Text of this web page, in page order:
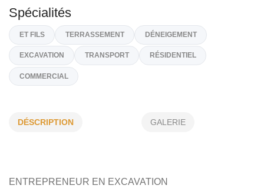
FILS
1628, Ch San-Air, St-Lin-Laurentides,J5M 1C3
(450) 302-1031
Sur demande
COMMERCIAL
DÉSCRIPTION GALERIE
ENTREPRENEUR EN EXCAVATION